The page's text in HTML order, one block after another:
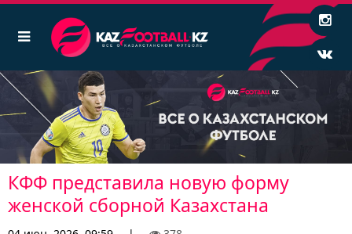
КФФ представила новую форму
женской сборной Казахстана